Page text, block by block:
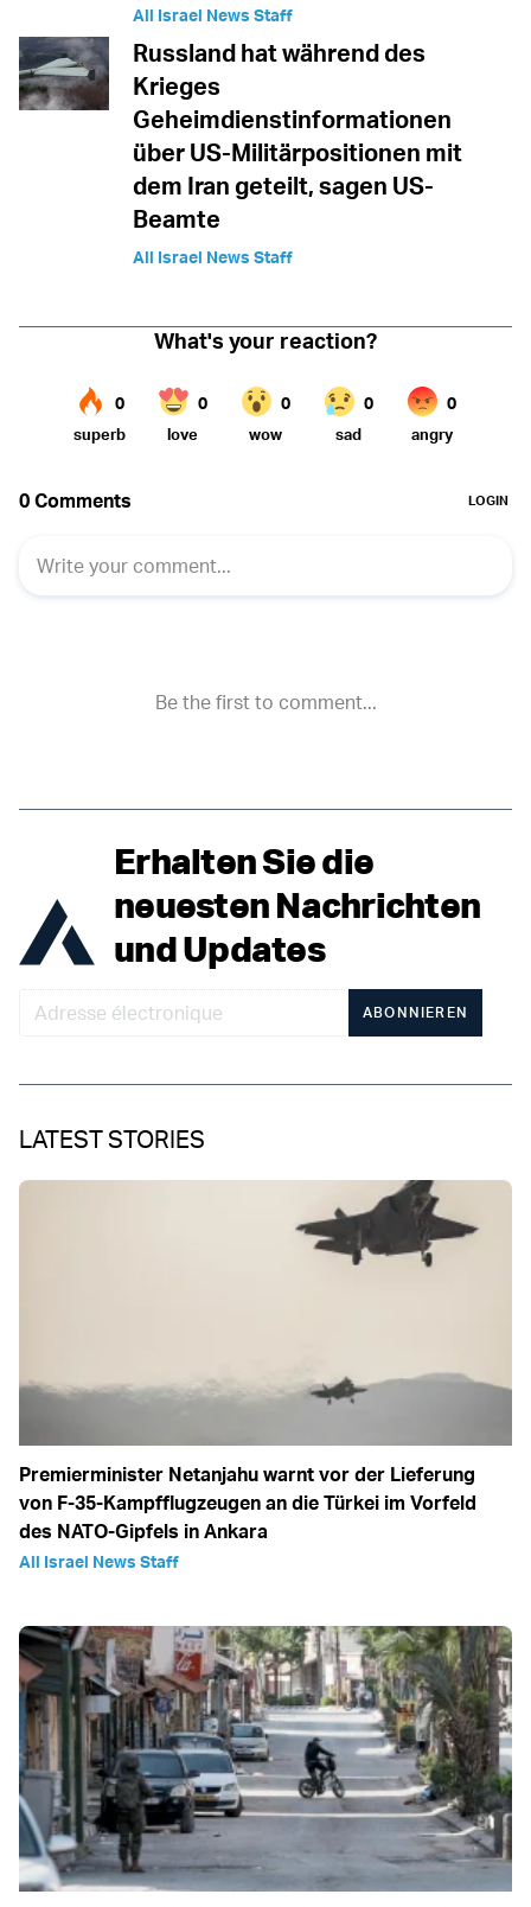
All Israel News Staff
Russland hat während des
Krieges
Geheimdienstinformationen
über US-Militärpositionen mit
dem Iran geteilt, sagen US-
Beamte
All Israel News Staff
Erhalten Sie die
neuesten Nachrichten
und Updates
ABONNIEREN
LATEST STORIES
Premierminister Netanjahu warnt vor der Lieferung
von F-35-Kampfflugzeugen an die Türkei im Vorfeld
des NATO-Gipfels in Ankara
All Israel News Staff